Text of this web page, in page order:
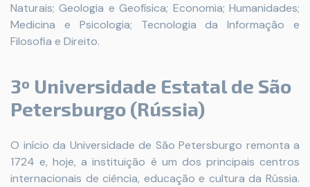
Naturais; Geologia e Geofísica; Economia; Humanidades;
Medicina e Psicologia; Tecnologia da Informação e
Filosofia e Direito.
3º Universidade Estatal de São
Petersburgo (Rússia)
O início da Universidade de São Petersburgo remonta a
1724 e, hoje, a instituição é um dos principais centros
internacionais de ciência, educação e cultura da Rússia.